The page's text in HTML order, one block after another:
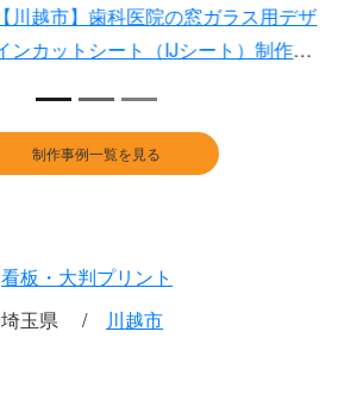
保育施設の壁面看板リニューアル製
作・施工事例｜既存撤去からデータ支
制作事例一覧を見る
看板・大判プリント
埼玉県 川越市